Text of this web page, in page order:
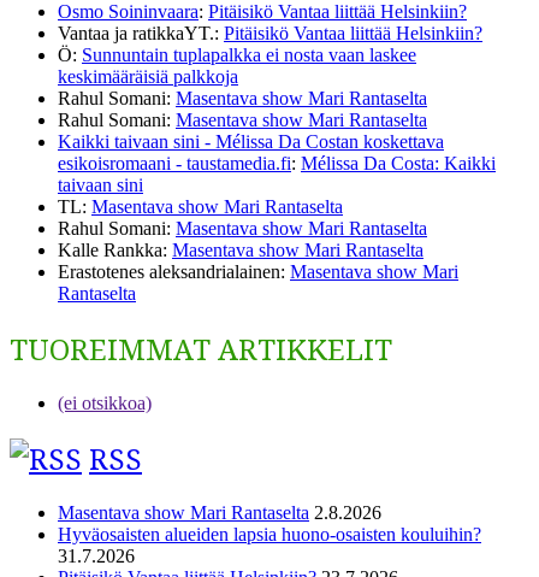
Osmo Soininvaara: Pitäisikö Vantaa liittää Helsinkiin?
Vantaa ja ratikkaYT.: Pitäisikö Vantaa liittää Helsinkiin?
Ö: Sunnuntain tuplapalkka ei nosta vaan laskee
keskimääräisiä palkkoja
Rahul Somani: Masentava show Mari Rantaselta
Rahul Somani: Masentava show Mari Rantaselta
Kaikki taivaan sini - Mélissa Da Costan koskettava
esikoisromaani - taustamedia.fi: Mélissa Da Costa: Kaikki
taivaan sini
TL: Masentava show Mari Rantaselta
Rahul Somani: Masentava show Mari Rantaselta
Kalle Rankka: Masentava show Mari Rantaselta
Erastotenes aleksandrialainen: Masentava show Mari
Rantaselta
TUOREIMMAT ARTIKKELIT
(ei otsikkoa)
RSS
Masentava show Mari Rantaselta 2.8.2026
Hyväosaisten alueiden lapsia huono-osaisten kouluihin?
31.7.2026